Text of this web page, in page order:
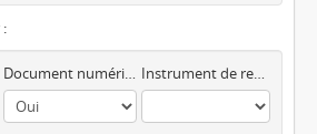
Document numérique disponible Instrument de recherche